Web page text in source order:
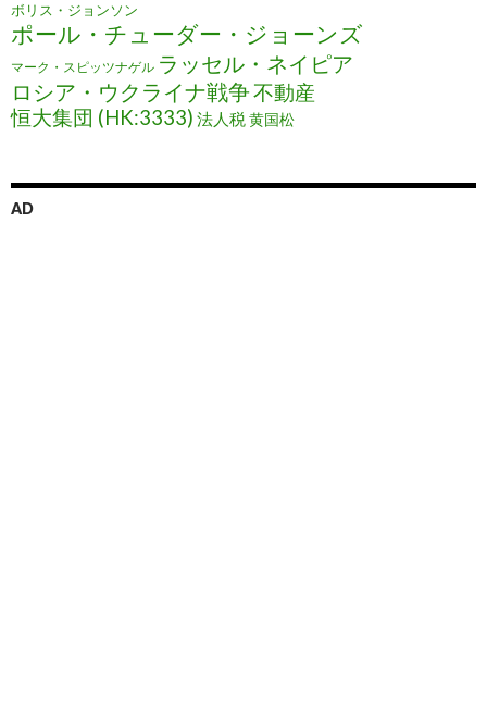
ボリス・ジョンソン
ポール・チューダー・ジョーンズ
マーク・スピッツナゲル ラッセル・ネイピア
ロシア・ウクライナ戦争不動産
恒大集団 (HK:3333) 法人税黄国松
AD